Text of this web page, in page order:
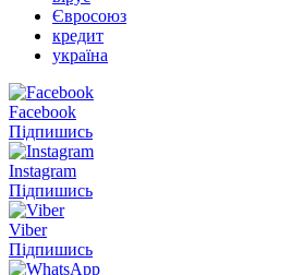
Євросоюз
кредит
україна
Facebook
Підпишись
Instagram
Підпишись
Viber
Підпишись